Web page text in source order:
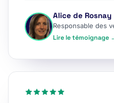
Alice de Rosnay
Lire le témoignage